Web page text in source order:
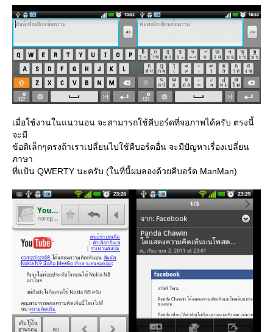
เมื่อใช้งานในแนวนอน จะสามารถใช้คีบอร์ดที่จอภาพได้ครับ ตรงนี้
จะมี
ข้อติเล็กๆตรงถ้าเราเปลี่ยนไปใช้คีบอร์ดอื่น จะมีปัญหาเรื่องเปลี่ยน
ภาษา
ที่แป้น QWERTY นะครับ (ในที่นี้ผมลองด้วยคีบอร์ด ManMan)